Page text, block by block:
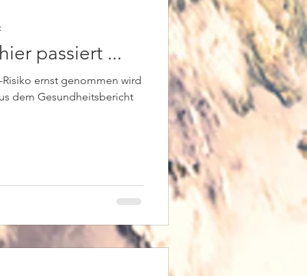
passiert ...
ernst genommen wird
dem Gesundheitsbericht